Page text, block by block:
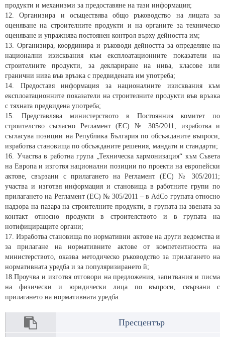
продукти и механизми за предоставяне на тази информация;
12. Организира и осъществява общо ръководство на лицата за
оценяване на строителните продукти и на органите за техническо
оценяване и упражнява постоянен контрол върху дейността им;
13. Организира, координира и ръководи дейността за определяне на
национални изисквания към експлоатационните показатели на
строителните продукти, за деклариране на нива, класове или
гранични нива във връзка с предвидената им употреба;
14. Предоставя информация за националните изисквания към
експлоатационните показатели на строителните продукти във връзка
с тяхната предвидена употреба;
15. Представлява министерството в Постоянния комитет по
строителство съгласно Регламент (ЕС) № 305/2011, изработва и
съгласува позиции на Република България по обсъжданите въпроси,
изработва становища по обсъжданите решения, мандати и стандарти;
16. Участва в работна група „Техническа хармонизация“ към Съвета
на Европа и изготвя национални позиции по проекти на европейски
актове, свързани с прилагането на Регламент (ЕС) № 305/2011;
участва и изготвя информация и становища в работните групи по
прилагането на Регламент (ЕС) № 305/2011 – в AdCo групата относно
надзора на пазара на строителните продукти, в групата на звената за
контакт относно продукти в строителството и в групата на
нотифициращите органи;
17. Изработва становища по нормативни актове на други ведомства и
за прилагане на нормативните актове от компетентността на
министерството, оказва методическо ръководство за прилагането на
нормативната уредба и за популяризирането й;
18.Проучва и изготвя отговори на предложения, запитвания и писма
на физически и юридически лица по въпроси, свързани с
прилагането на нормативната уредба.
Пресцентър